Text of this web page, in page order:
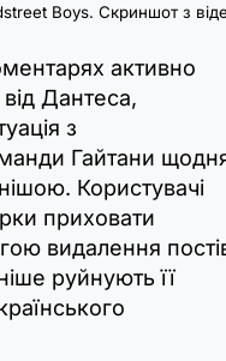
Boys. Скриншот з
активно
від Дантеса,
з
Гайтани
Користувачі
приховати
видалення
руйнують її